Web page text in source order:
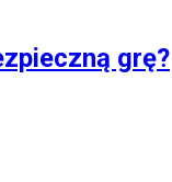
grę?